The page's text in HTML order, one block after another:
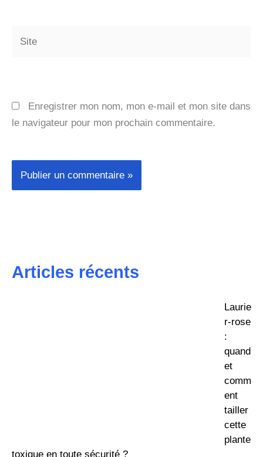
Enregistrer mon nom, mon e-mail et mon site dans
le navigateur pour mon prochain commentaire.
Articles récents
Laurie
r-rose
:
quand
et
comm
ent
tailler
cette
plante
toxique en toute sécurité ?